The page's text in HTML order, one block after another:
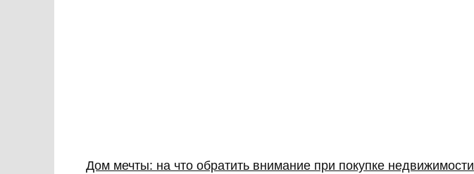
Дом мечты: на что обратить внимание при покупке недвижимости